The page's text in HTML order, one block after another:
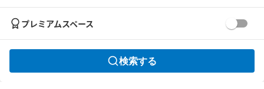
プレミアムスペース
検索する